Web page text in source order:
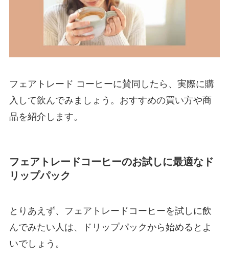
フェアトレード コーヒーに賛同したら、実際に購
入して飲んでみましょう。おすすめの買い方や商
品を紹介します。
フェアトレードコーヒーのお試しに最適なド
リップパック
とりあえず、フェアトレードコーヒーを試しに飲
んでみたい人は、ドリップパックから始めるとよ
いでしょう。